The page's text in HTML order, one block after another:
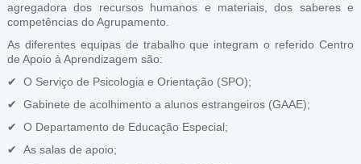
agregadora dos recursos humanos e materiais, dos saberes e
competências do Agrupamento.
As diferentes equipas de trabalho que integram o referido Centro
de Apoio à Aprendizagem são:
✔ O Serviço de Psicologia e Orientação (SPO);
✔ Gabinete de acolhimento a alunos estrangeiros (GAAE);
✔ O Departamento de Educação Especial;
✔ As salas de apoio;